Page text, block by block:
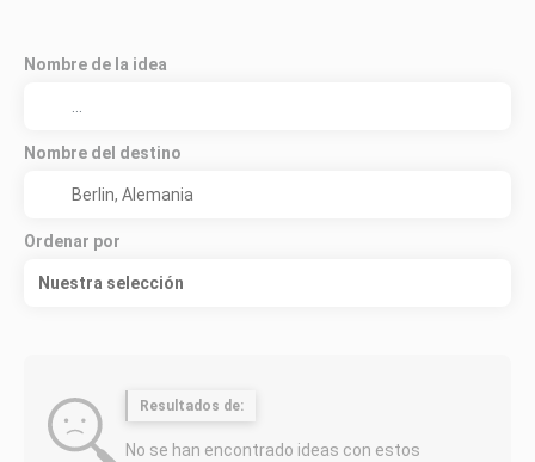
Nombre de la idea
Nombre del destino
Ordenar por
Nuestra selección
Resultados de:
No se han encontrado ideas con estos